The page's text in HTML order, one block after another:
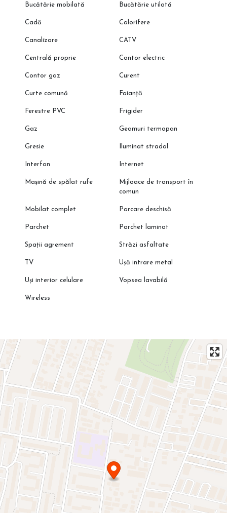
Bucătărie mobilată Bucătărie utilată
Cadă Calorifere
Canalizare CATV
Centrală proprie Contor electric
Contor gaz Curent
Curte comună Faianță
Ferestre PVC Frigider
Gaz Geamuri termopan
Gresie Iluminat stradal
Interfon Internet
Mașină de spălat rufe
Mijloace de transport în
comun
Mobilat complet Parcare deschisă
Parchet Parchet laminat
Spații agrement Străzi asfaltate
TV Ușă intrare metal
Uși interior celulare Vopsea lavabilă
Wireless